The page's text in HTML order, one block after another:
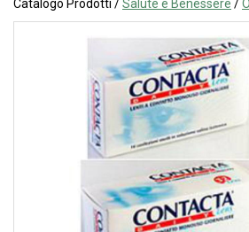
Catalogo Prodotti /Salute e Benessere /